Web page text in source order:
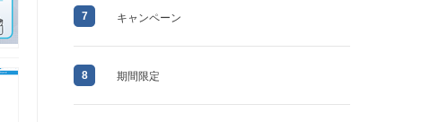
7 キャンペーン
8 期間限定